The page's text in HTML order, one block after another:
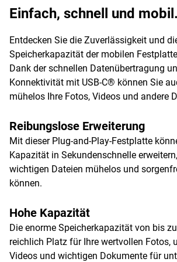
Einfach, schnell und mobil.
Entdecken Sie die Zuverlässigkeit und
Speicherkapazität der mobilen
Dank der schnellen Datenübertragung
Konnektivität mit USB-C® können Sie
mühelos Ihre Fotos, Videos und andere
Reibungslose Erweiterung
Mit dieser Plug-and-Play-Festplatte
Kapazität in Sekundenschnelle
wichtigen Dateien mühelos und
können.
Hohe Kapazität
Die enorme Speicherkapazität von bis
reichlich Platz für Ihre wertvollen Fotos,
Videos und wichtigen Dokumente für